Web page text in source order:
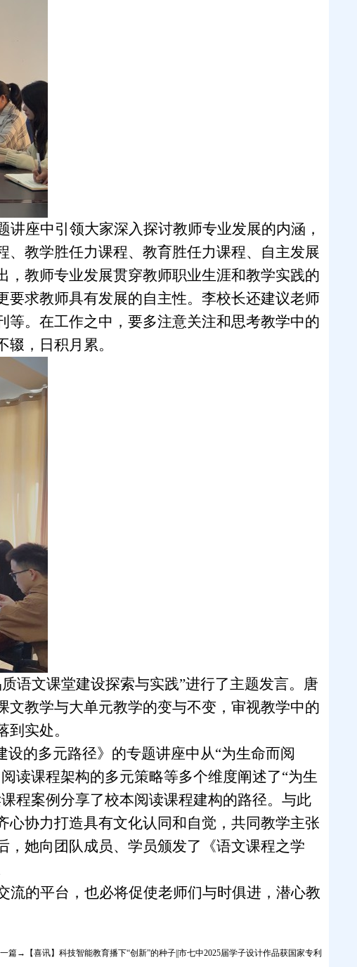
座中引领大家深入探讨教师专业发展的内涵，
教学胜任力课程、教育胜任力课程、自主发展
教师专业发展贯穿教师职业生涯和教学实践的
求教师具有发展的自主性。李校长还建议老师
。在工作之中，要多注意关注和思考教学中的
，日积月累。
语文课堂建设探索与实践”进行了主题发言。唐
教学与大单元教学的变与不变，审视教学中的
实处。
设的多元路径》的专题讲座中从“为生命而阅
读课程架构的多元策略等多个维度阐述了“为生
程案例分享了校本阅读课程建构的路径。与此
心协力打造具有文化认同和自觉，共同教学主张
她向团队成员、学员颁发了《语文课程之学
的平台，也必将促使老师们与时俱进，潜心教
篇→【喜讯】科技智能教育播下“创新”的种子||市七中2025届学子设计作品获国家专利